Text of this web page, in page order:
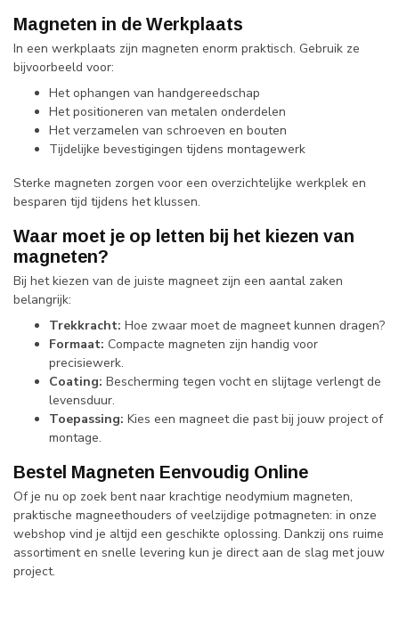
Magneten in de Werkplaats
In een werkplaats zijn magneten enorm praktisch. Gebruik ze
bijvoorbeeld voor:
Het ophangen van handgereedschap
Het positioneren van metalen onderdelen
Het verzamelen van schroeven en bouten
Tijdelijke bevestigingen tijdens montagewerk
Sterke magneten zorgen voor een overzichtelijke werkplek en
besparen tijd tijdens het klussen.
Waar moet je op letten bij het kiezen van
magneten?
Bij het kiezen van de juiste magneet zijn een aantal zaken
belangrijk:
Trekkracht: Hoe zwaar moet de magneet kunnen dragen?
Formaat: Compacte magneten zijn handig voor
precisiewerk.
Coating: Bescherming tegen vocht en slijtage verlengt de
levensduur.
Toepassing: Kies een magneet die past bij jouw project of
montage.
Bestel Magneten Eenvoudig Online
Of je nu op zoek bent naar krachtige neodymium magneten,
praktische magneethouders of veelzijdige potmagneten: in onze
webshop vind je altijd een geschikte oplossing. Dankzij ons ruime
assortiment en snelle levering kun je direct aan de slag met jouw
project.